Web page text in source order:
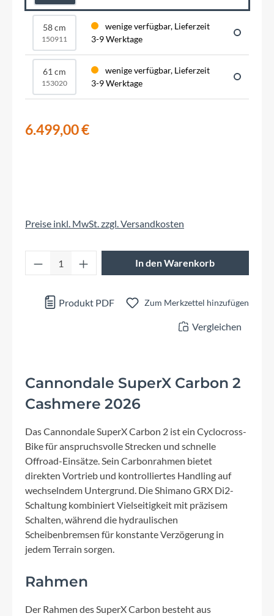
58 cm
150911
wenige verfügbar, Lieferzeit
3-9 Werktage
61 cm
153020
wenige verfügbar, Lieferzeit
3-9 Werktage
6.499,00 €
Preise inkl. MwSt. zzgl. Versandkosten
Produkt Anzahl: Gib den gewünschten
In den Warenkorb
Produkt PDF Zum Merkzettel hinzufügen
Vergleichen
Cannondale SuperX Carbon 2
Cashmere 2026
Das Cannondale SuperX Carbon 2 ist ein Cyclocross-
Bike für anspruchsvolle Strecken und schnelle
Offroad-Einsätze. Sein Carbonrahmen bietet
direkten Vortrieb und kontrolliertes Handling auf
wechselndem Untergrund. Die Shimano GRX Di2-
Schaltung kombiniert Vielseitigkeit mit präzisem
Schalten, während die hydraulischen
Scheibenbremsen für konstante Verzögerung in
jedem Terrain sorgen.
Rahmen
Der Rahmen des SuperX Carbon besteht aus